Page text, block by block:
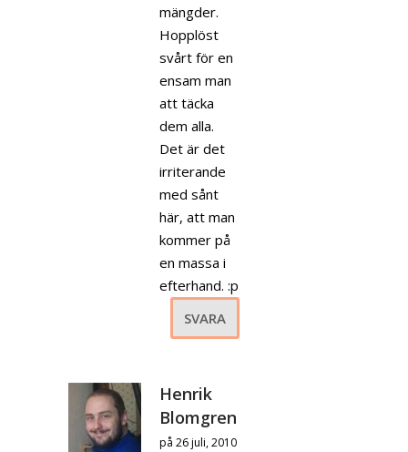
mängder.
Hopplöst
svårt för en
ensam man
att täcka
dem alla.
Det är det
irriterande
med sånt
här, att man
kommer på
en massa i
efterhand. :p
SVARA
Henrik
Blomgren
på 26 juli, 2010